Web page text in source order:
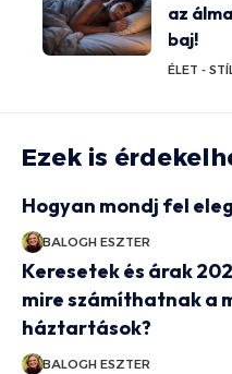
az
baj!
ÉLET -
Ezek is
Hogyan mondj fel
BALOGH ESZTER
Keresetek és árak
mire számíthatnak a
háztartások?
BALOGH ESZTER